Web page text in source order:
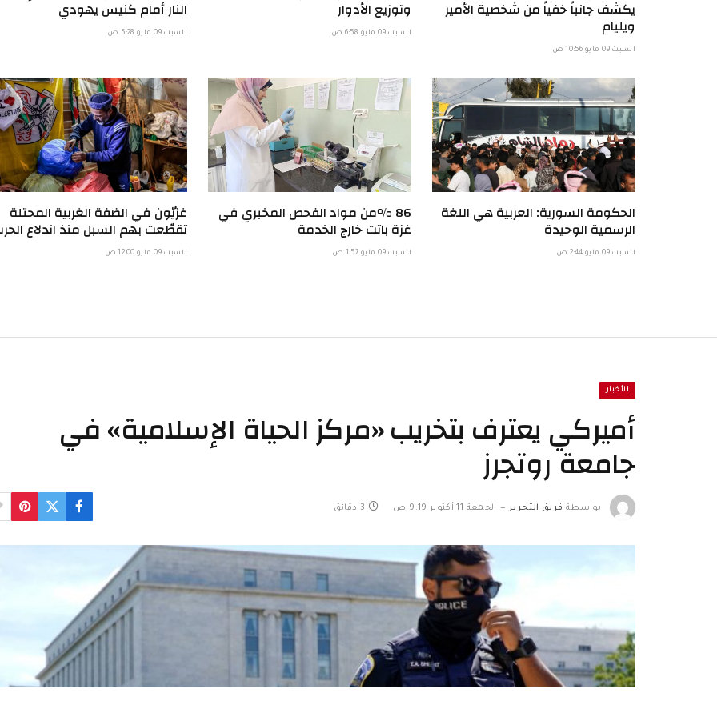
يكشف جانباً خفياً من شخصية الأمير
ويليام
السبت 09 مايو 10:56 ص
وتوزيع الأدوار
السبت 09 مايو 6:58 ص
النار أمام كنيس يهودي
السبت 09 مايو 5:28 ص
الحكومة السورية: العربية هي اللغة
الرسمية الوحيدة
السبت 09 مايو 2:44 ص
86 %من مواد الفحص المخبري في
غزة باتت خارج الخدمة
السبت 09 مايو 1:57 ص
غزيّون في الضفة الغربية المحتلة
تقطّعت بهم السبل منذ اندلاع
السبت 09 مايو 12:00 ص
الأخبار
أميركي يعترف بتخريب «مركز الحياة الإسلامية» في
جامعة روتجرز
بواسطة فريق التحرير الجمعة 11 أكتوبر 9:19 ص 3 دقائق